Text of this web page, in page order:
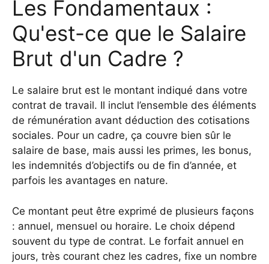
Les Fondamentaux :
Qu'est-ce que le Salaire
Brut d'un Cadre ?
Le salaire brut est le montant indiqué dans votre
contrat de travail. Il inclut l’ensemble des éléments
de rémunération avant déduction des cotisations
sociales. Pour un cadre, ça couvre bien sûr le
salaire de base, mais aussi les primes, les bonus,
les indemnités d’objectifs ou de fin d’année, et
parfois les avantages en nature.
Ce montant peut être exprimé de plusieurs façons
: annuel, mensuel ou horaire. Le choix dépend
souvent du type de contrat. Le forfait annuel en
jours, très courant chez les cadres, fixe un nombre